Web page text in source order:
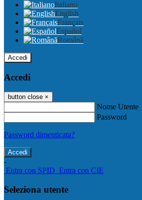
Italiano
English
Français
Español
Română
Accedi
Accedi
button close ×
Nome Utente
Password
Password dimenticata?
-
Entra con SPID Entra con CIE
Seleziona utente